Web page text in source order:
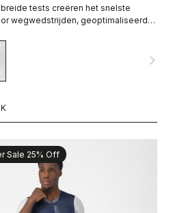
tests creëren het snelste
wegwedstrijden, geoptimaliseerd
navigate_next
Sale 25% Off